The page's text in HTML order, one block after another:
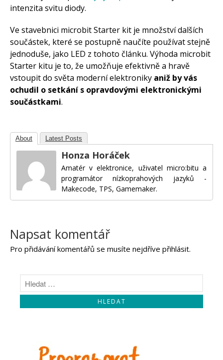
intenzita svitu diody.
Ve stavebnici microbit Starter kit je množství dalších
součástek, které se postupně naučíte používat stejně
jednoduše, jako LED z tohoto článku. Výhoda microbit
Starter kitu je to, že umožňuje efektivně a hravě
vstoupit do světa moderní elektroniky aniž by vás
ochudil o setkání s opravdovými elektronickými
součástkami.
About Latest Posts
Honza Horáček
Amatér v elektronice, uživatel micro:bitu a
programátor nízkoprahových jazyků -
Makecode, TPS, Gamemaker.
Napsat komentář
Pro přidávání komentářů se musíte nejdříve přihlásit.